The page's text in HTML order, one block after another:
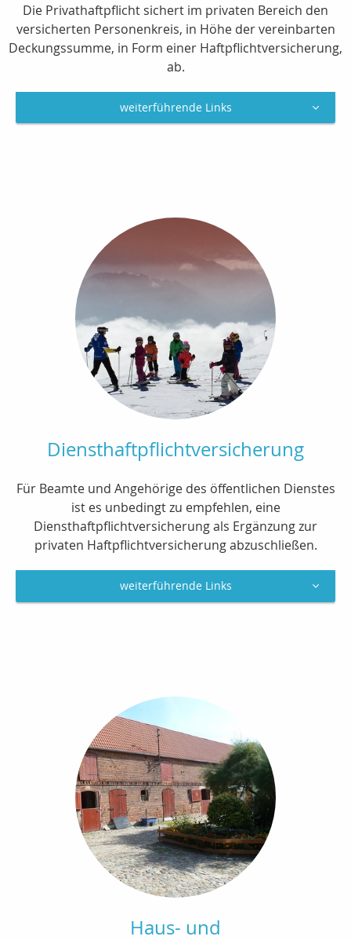
Die Privathaftpflicht sichert im privaten Bereich den
versicherten Personenkreis, in Höhe der vereinbarten
Deckungssumme, in Form einer Haftpflichtversicherung,
ab.
weiterführende Links
Diensthaftpflichtversicherung
Für Beamte und Angehörige des öffentlichen Dienstes
ist es unbedingt zu empfehlen, eine
Diensthaftpflichtversicherung als Ergänzung zur
privaten Haftpflichtversicherung abzuschließen.
weiterführende Links
Haus- und